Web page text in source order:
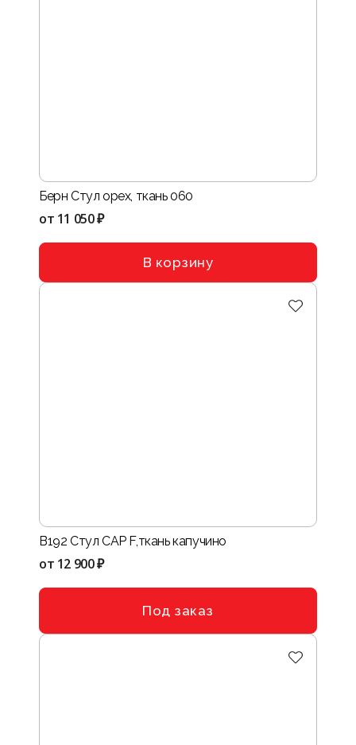
Берн Стул орех, ткань 060
от 11 050 ₽
В корзину
B192 Стул CAP F,ткань капучино
от 12 900 ₽
Под заказ